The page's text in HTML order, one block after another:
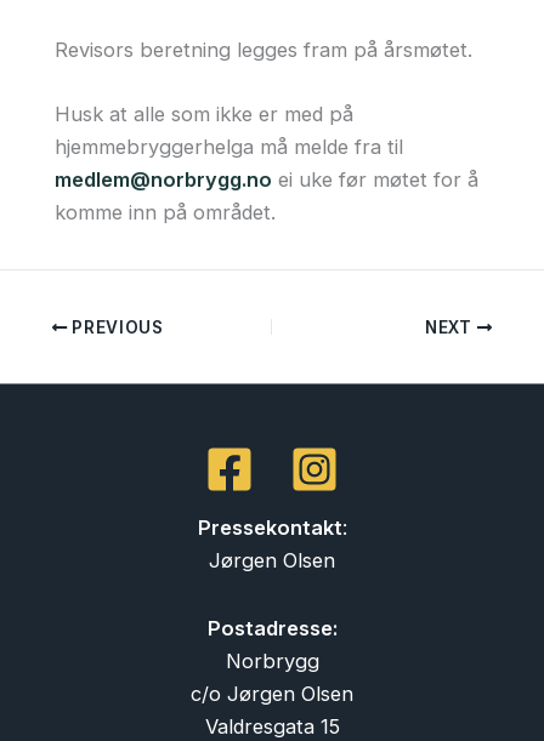
Revisors beretning legges fram på årsmøtet.
Husk at alle som ikke er med på
hjemmebryggerhelga må melde fra til
medlem@norbrygg.no ei uke før møtet for å
komme inn på området.
PREVIOUS NEXT
Pressekontakt:
Jørgen Olsen
Postadresse:
Norbrygg
c/o Jørgen Olsen
Valdresgata 15